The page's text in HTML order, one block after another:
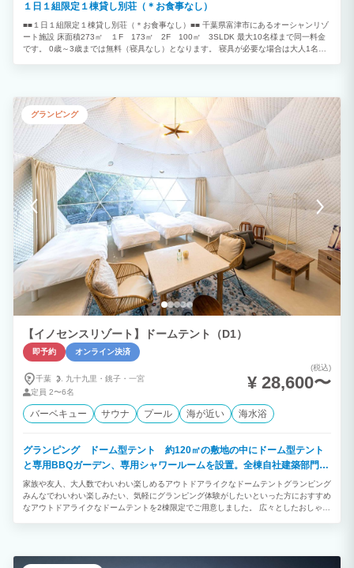
１日１組限定１棟貸し別荘（＊お食事なし）
■■１日１組限定１棟貸し別荘（＊お食事なし）■■ 千葉県富津市にあるオーシャンリゾ
ート施設 床面積273㎡ １F 173㎡ 2F 100㎡ 3SLDK 最大10名様まで同一料金
です。 0歳～3歳までは無料（寝具なし）となります。 寝具が必要な場合は大人1名と
日 夜は満天の星空と波音 四季折々の色を放つ内房の景色は絶景です。 都心から少し離
れたこの場所で非日常な時間を過ごしていただける空間をご用意させていただきまし
た。 １F 36帖のリビングダイニングキッチンのワンフロア構成でそのままオープンテ
ラスへ。こちらでBBQを楽しんでいただけます。 ２F 寝室3部屋をご用意させていただ
きました。お風呂からは三浦半島、富士山を眺望できます。 ■■オプションのご案内■■
＊現地決済（現金、クレジットカード可）ご希望のお客様は施設までご連絡下さい。
【BBQグリルレンタル】1台3,300円（税込）/1日 【BBQ用夕食食材セット】4,400円
（税込）/1人前（メニュー：牛肉、豚肉、BIGソーセージ、季節の野菜、BBQグリル1
台付＊2人前からオーダー可能です。食材の準備がございますので、当日キャンセルは
お断りいたします。キャンセルは宿泊日3日前までにご連絡下さい。 ＊食物アレルギー
をお持ちのお客様へ 当施設でのご飲食にあたりましては、お客様の最終判断でお召し
上がりいただけます様お願いいたします。 食材、メニューについて、ご不明な点がご
ざいましたら事前にお問合せ下さい。 RivageBlueで楽しいひとときをお過ごし下さ
い。
グランピング
【イノセンスリゾート】ドームテント（D1）
即予約 オンライン決済
千葉 九十九里・ 銚子・ 一宮
定員 2〜6名
(税込)
¥ 28,600〜
バーベキュー サウナ プール 海が近い 海水浴
グランピング ドーム型テント 約120㎡の敷地の中にドーム型テント
と専用BBQガーデン、専用シャワールームを設置。全棟自社建築部門で
デザイン建築されたお洒落なお部屋です。
家族や友人、大人数でわいわい楽しめるアウトドアライクなドームテントグランピング
みんなでわいわい楽しみたい、気軽にグランピング体験がしたいといった方におすすめ
なアウトドアライクなドームテントを2棟限定でご用意しました。 広々としたおしゃれ